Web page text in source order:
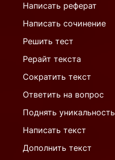
Написать реферат
Написать сочинение
Решить тест
Рерайт текста
Сократить текст
Ответить на вопрос
Поднять уникальность
Написать текст
Дополнить текст